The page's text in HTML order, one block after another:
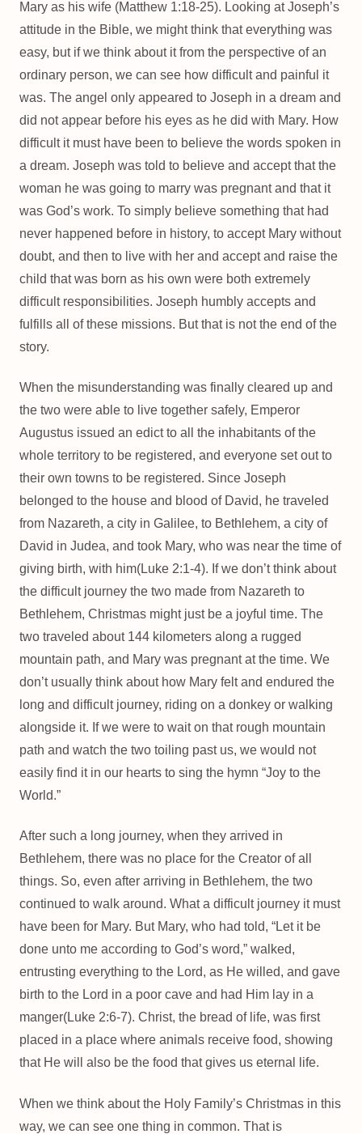
Mary as his wife (Matthew 1:18-25). Looking at Joseph’s
attitude in the Bible, we might think that everything was
easy, but if we think about it from the perspective of an
ordinary person, we can see how difficult and painful it
was. The angel only appeared to Joseph in a dream and
did not appear before his eyes as he did with Mary. How
difficult it must have been to believe the words spoken in
a dream. Joseph was told to believe and accept that the
woman he was going to marry was pregnant and that it
was God’s work. To simply believe something that had
never happened before in history, to accept Mary without
doubt, and then to live with her and accept and raise the
child that was born as his own were both extremely
difficult responsibilities. Joseph humbly accepts and
fulfills all of these missions. But that is not the end of the
story.
When the misunderstanding was finally cleared up and
the two were able to live together safely, Emperor
Augustus issued an edict to all the inhabitants of the
whole territory to be registered, and everyone set out to
their own towns to be registered. Since Joseph
belonged to the house and blood of David, he traveled
from Nazareth, a city in Galilee, to Bethlehem, a city of
David in Judea, and took Mary, who was near the time of
giving birth, with him(Luke 2:1-4). If we don’t think about
the difficult journey the two made from Nazareth to
Bethlehem, Christmas might just be a joyful time. The
two traveled about 144 kilometers along a rugged
mountain path, and Mary was pregnant at the time. We
don’t usually think about how Mary felt and endured the
long and difficult journey, riding on a donkey or walking
alongside it. If we were to wait on that rough mountain
path and watch the two toiling past us, we would not
easily find it in our hearts to sing the hymn “Joy to the
World.”
After such a long journey, when they arrived in
Bethlehem, there was no place for the Creator of all
things. So, even after arriving in Bethlehem, the two
continued to walk around. What a difficult journey it must
have been for Mary. But Mary, who had told, “Let it be
done unto me according to God’s word,” walked,
entrusting everything to the Lord, as He willed, and gave
birth to the Lord in a poor cave and had Him lay in a
manger(Luke 2:6-7). Christ, the bread of life, was first
placed in a place where animals receive food, showing
that He will also be the food that gives us eternal life.
When we think about the Holy Family’s Christmas in this
way, we can see one thing in common. That is